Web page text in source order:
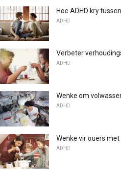
Hoe ADHD kry
ADHD
Verbeter
ADHD
Wenke om
ADHD
Wenke vir ouers met
ADHD